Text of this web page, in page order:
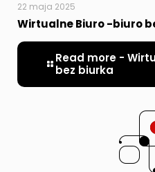
22 maja 2025
Wirtualne Biuro -biuro
Read more -
bez biurka